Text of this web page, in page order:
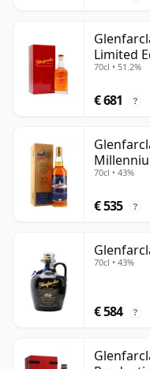
Limited
jaar oud
70cl • 51.2%
€ 681 ?
70cl • 43%
€ 535 ?
70cl • 43%
€ 584 ?